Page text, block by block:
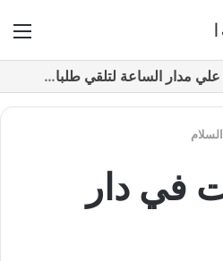
نقدم خدمات متعددة لدفع خدمة ونش انقاذ سيارات باستخدام طرق دفع متعددة كما نتميز بتقديم أرخص سعر و أعلي جوده
في دار